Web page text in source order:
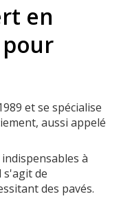
en
et se spécialise
aussi appelé
à
de
des pavés.